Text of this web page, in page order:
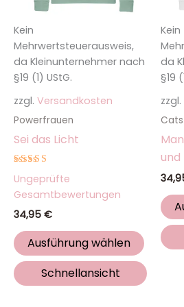
Kein
Mehrwertsteuerausweis,
da Kleinunternehmer nach
§19 (1) UStG.
zzgl. Versandkosten
Powerfrauen
Sei das Licht
Bewertet
mit
5.00
von 5
Ungeprüfte
Gesamtbewertungen
34,95 €
Ausführung wählen
können
der
werden
Schnellansicht
Kein
da
§19
zzgl.
und